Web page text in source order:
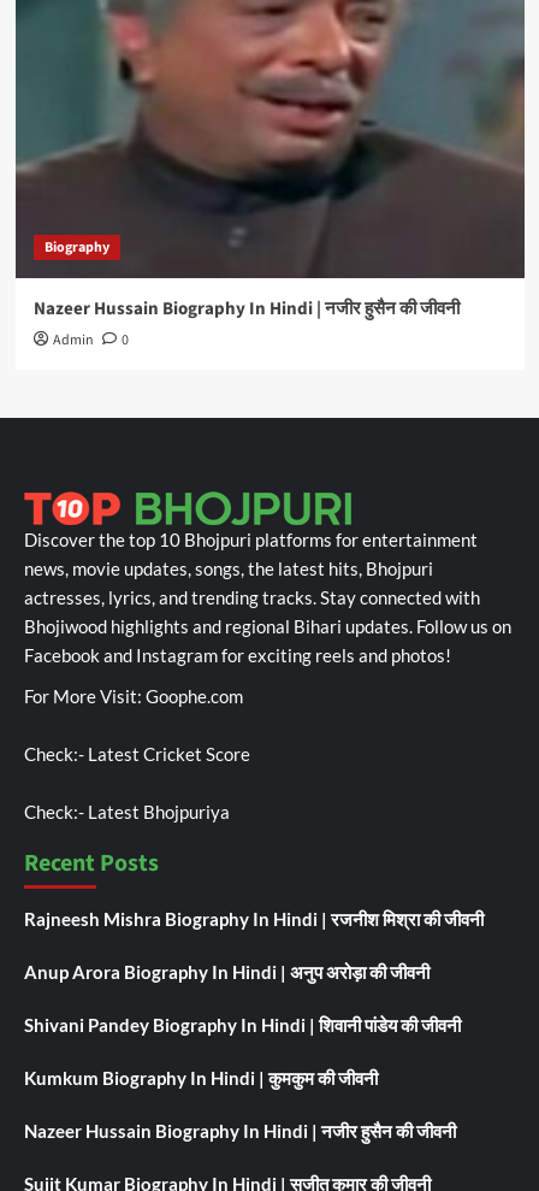
Biography
Nazeer Hussain Biography In Hindi | नजीर हुसैन की जीवनी
Admin 0
Discover the top 10 Bhojpuri platforms for entertainment
news, movie updates, songs, the latest hits, Bhojpuri
actresses, lyrics, and trending tracks. Stay connected with
Bhojiwood highlights and regional Bihari updates. Follow us on
Facebook and Instagram for exciting reels and photos!
For More Visit: Goophe.com
Check:- Latest Cricket Score
Check:- Latest Bhojpuriya
Recent Posts
Rajneesh Mishra Biography In Hindi | रजनीश मिश्रा की जीवनी
Anup Arora Biography In Hindi | अनुप अरोड़ा की जीवनी
Shivani Pandey Biography In Hindi | शिवानी पांडेय की जीवनी
Kumkum Biography In Hindi | कुमकुम की जीवनी
Nazeer Hussain Biography In Hindi | नजीर हुसैन की जीवनी
Sujit Kumar Biography In Hindi | सुजीत कुमार की जीवनी